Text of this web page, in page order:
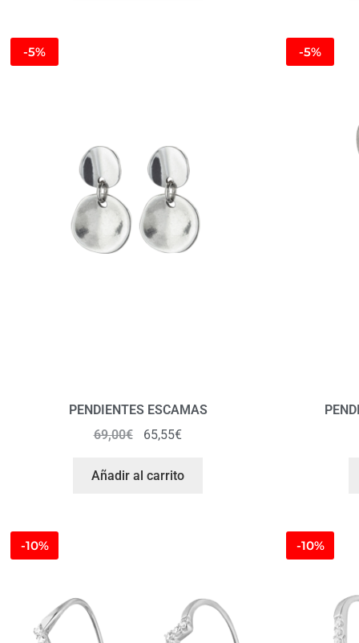
-5%
PENDIENTES ESCAMAS
69,00€ 65,55€
Añadir al carrito
-5%
-10% -10%